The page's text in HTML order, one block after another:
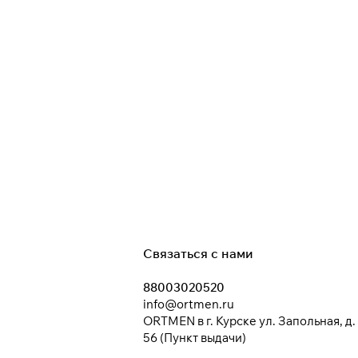
Связаться с нами
88003020520
info@ortmen.ru
ORTMEN в г. Курске ул. Запольная, д.
56 (Пункт выдачи)